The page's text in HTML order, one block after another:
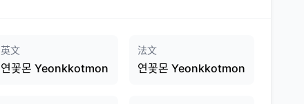
英文
연꽃몬 Yeonkkotmon
法文
연꽃몬 Yeonkkotmon